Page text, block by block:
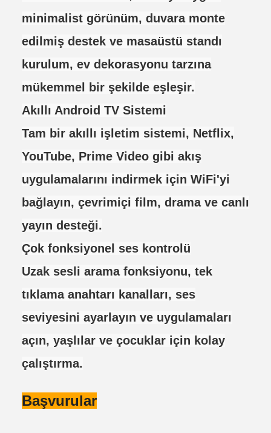
minimalist görünüm, duvara monte
edilmiş destek ve masaüstü standı
kurulum, ev dekorasyonu tarzına
mükemmel bir şekilde eşleşir.
Akıllı Android TV Sistemi
Tam bir akıllı işletim sistemi, Netflix,
YouTube, Prime Video gibi akış
uygulamalarını indirmek için WiFi'yi
bağlayın, çevrimiçi film, drama ve canlı
yayın desteği.
Çok fonksiyonel ses kontrolü
Uzak sesli arama fonksiyonu, tek
tıklama anahtarı kanalları, ses
seviyesini ayarlayın ve uygulamaları
açın, yaşlılar ve çocuklar için kolay
çalıştırma.
Başvurular